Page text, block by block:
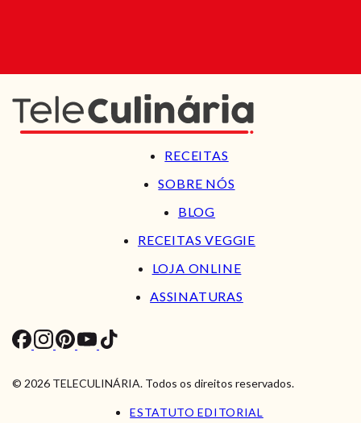
RECEITAS
SOBRE NÓS
BLOG
RECEITAS VEGGIE
LOJA ONLINE
ASSINATURAS
© 2026 TELECULINÁRIA. Todos os direitos reservados.
ESTATUTO EDITORIAL